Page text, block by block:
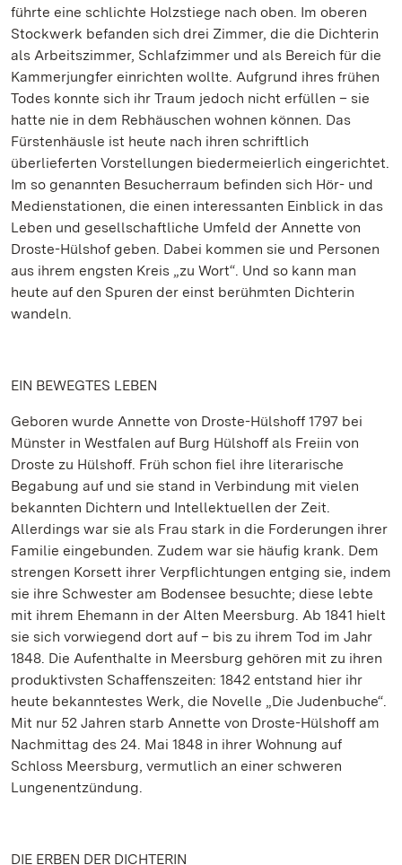
führte eine schlichte Holzstiege nach oben. Im oberen
Stockwerk befanden sich drei Zimmer, die die Dichterin
als Arbeitszimmer, Schlafzimmer und als Bereich für die
Kammerjungfer einrichten wollte. Aufgrund ihres frühen
Todes konnte sich ihr Traum jedoch nicht erfüllen – sie
hatte nie in dem Rebhäuschen wohnen können. Das
Fürstenhäusle ist heute nach ihren schriftlich
überlieferten Vorstellungen biedermeierlich eingerichtet.
Im so genannten Besucherraum befinden sich Hör- und
Medienstationen, die einen interessanten Einblick in das
Leben und gesellschaftliche Umfeld der Annette von
Droste-Hülshof geben. Dabei kommen sie und Personen
aus ihrem engsten Kreis „zu Wort“. Und so kann man
heute auf den Spuren der einst berühmten Dichterin
wandeln.
EIN BEWEGTES LEBEN
Geboren wurde Annette von Droste-Hülshoff 1797 bei
Münster in Westfalen auf Burg Hülshoff als Freiin von
Droste zu Hülshoff. Früh schon fiel ihre literarische
Begabung auf und sie stand in Verbindung mit vielen
bekannten Dichtern und Intellektuellen der Zeit.
Allerdings war sie als Frau stark in die Forderungen ihrer
Familie eingebunden. Zudem war sie häufig krank. Dem
strengen Korsett ihrer Verpflichtungen entging sie, indem
sie ihre Schwester am Bodensee besuchte; diese lebte
mit ihrem Ehemann in der Alten Meersburg. Ab 1841 hielt
sie sich vorwiegend dort auf – bis zu ihrem Tod im Jahr
1848. Die Aufenthalte in Meersburg gehören mit zu ihren
produktivsten Schaffenszeiten: 1842 entstand hier ihr
heute bekanntestes Werk, die Novelle „Die Judenbuche“.
Mit nur 52 Jahren starb Annette von Droste-Hülshoff am
Nachmittag des 24. Mai 1848 in ihrer Wohnung auf
Schloss Meersburg, vermutlich an einer schweren
Lungenentzündung.
DIE ERBEN DER DICHTERIN